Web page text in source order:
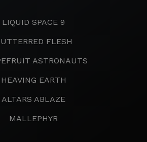
LIQUID SPACE 9
FLESH
ASTRONAUTS
HEAVING EARTH
ALTARS ABLAZE
MALLEPHYR